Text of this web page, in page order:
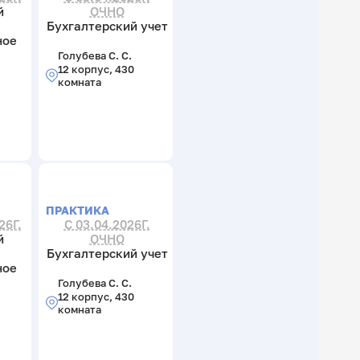
ОЧНО
Бухгалтерский учет
Голубева С. С.
12 корпус, 430
комната
ПРАКТИКА
С 03.04.2026Г.
ОЧНО
Бухгалтерский учет
Голубева С. С.
12 корпус, 430
комната